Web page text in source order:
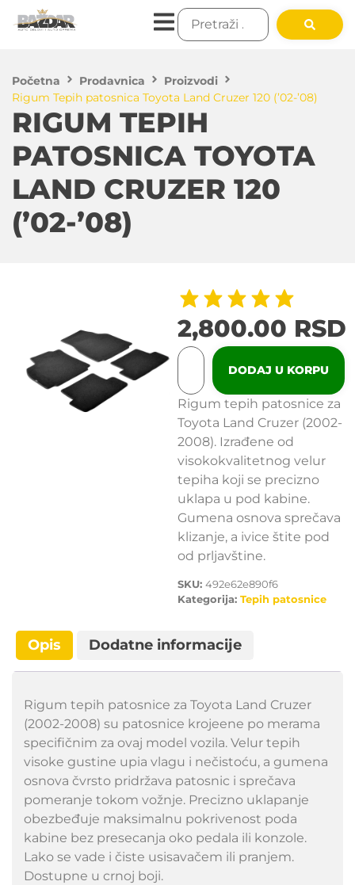
Početna Prodavnica
Proizvodi
Rigum Tepih patosnica Toyota Land Cruzer 120 (’02-’08)
RIGUM TEPIH
PATOSNICA TOYOTA
LAND CRUZER 120
(’02-’08)
2,800.00 RSD
DODAJ U KORPU
Rigum tepih patosnice za
Toyota Land Cruzer (2002-
2008). Izrađene od
visokokvalitetnog velur
tepiha koji se precizno
uklapa u pod kabine.
Gumena osnova sprečava
klizanje, a ivice štite pod
od prljavštine.
SKU: 492e62e890f6
Kategorija: Tepih patosnice
Opis Dodatne informacije
Rigum tepih patosnice za Toyota Land Cruzer
(2002-2008) su patosnice krojeene po merama
specifičnim za ovaj model vozila. Velur tepih
visoke gustine upia vlagu i nečistoću, a gumena
osnova čvrsto pridržava patosnic i sprečava
pomeranje tokom vožnje. Precizno uklapanje
obezbeđuje maksimalnu pokrivenost poda
kabine bez presecanja oko pedala ili konzole.
Lako se vade i čiste usisavačem ili pranjem.
Dostupne u crnoj boji.